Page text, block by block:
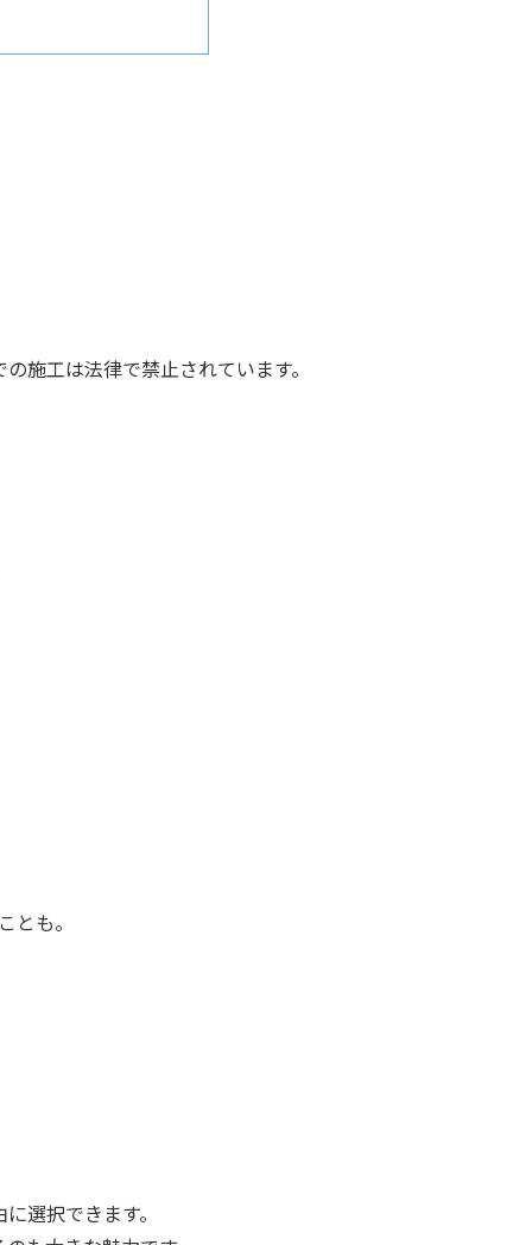
施工は法律で禁止されています。
も。
選択できます。